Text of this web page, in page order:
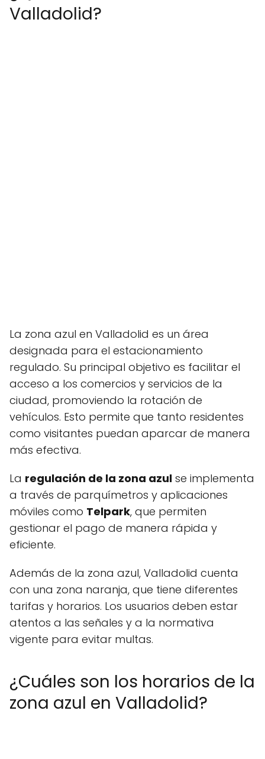
Valladolid?
La zona azul en Valladolid es un área
designada para el estacionamiento
regulado. Su principal objetivo es facilitar el
acceso a los comercios y servicios de la
ciudad, promoviendo la rotación de
vehículos. Esto permite que tanto residentes
como visitantes puedan aparcar de manera
más efectiva.
La regulación de la zona azul se implementa
a través de parquímetros y aplicaciones
móviles como Telpark, que permiten
gestionar el pago de manera rápida y
eficiente.
Además de la zona azul, Valladolid cuenta
con una zona naranja, que tiene diferentes
tarifas y horarios. Los usuarios deben estar
atentos a las señales y a la normativa
vigente para evitar multas.
¿Cuáles son los horarios de la
zona azul en Valladolid?